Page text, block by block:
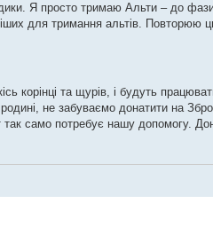
Я просто тримаю Альти – до фази
для тримання альтів. Повторюю
корінці та щурів, і будуть
не забуваємо донатити на
само потребує нашу допомогу.